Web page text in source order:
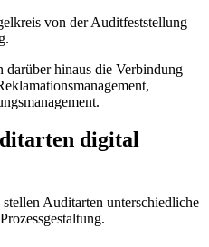
von der Auditfeststellung
hinaus die Verbindung
digital
Auditarten unterschiedliche